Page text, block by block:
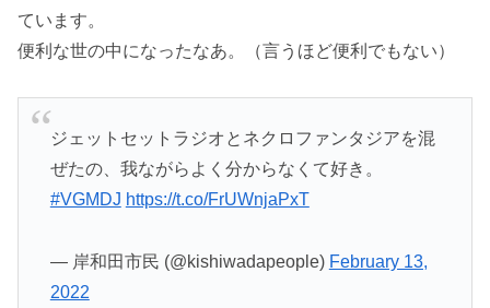
ています。
便利な世の中になったなあ。（言うほど便利でもない）
ジェットセットラジオとネクロファンタジアを混
ぜたの、我ながらよく分からなくて好き。
#VGMDJ https://t.co/FrUWnjaPxT
— 岸和田市民 (@kishiwadapeople) February 13,
2022